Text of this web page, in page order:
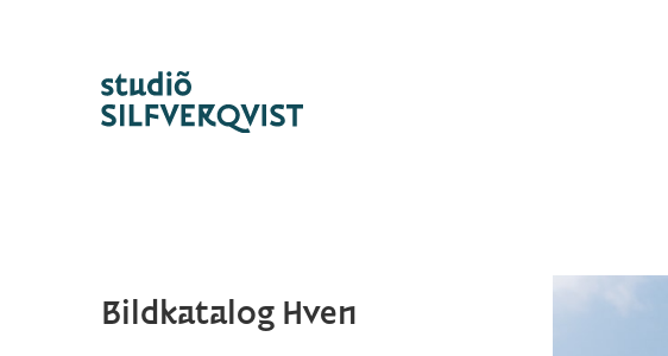
Bildkatalog Hven